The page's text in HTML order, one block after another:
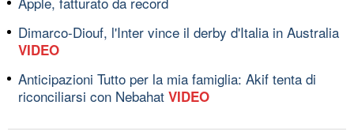
Dimarco-Diouf, l'Inter vince il derby d'Italia in Australia
VIDEO
Anticipazioni Tutto per la mia famiglia: Akif tenta di
riconciliarsi con Nebahat VIDEO